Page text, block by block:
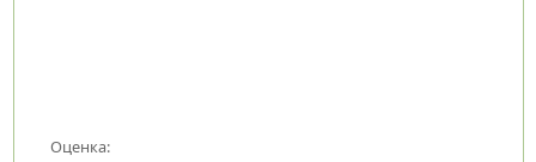
Оценка: